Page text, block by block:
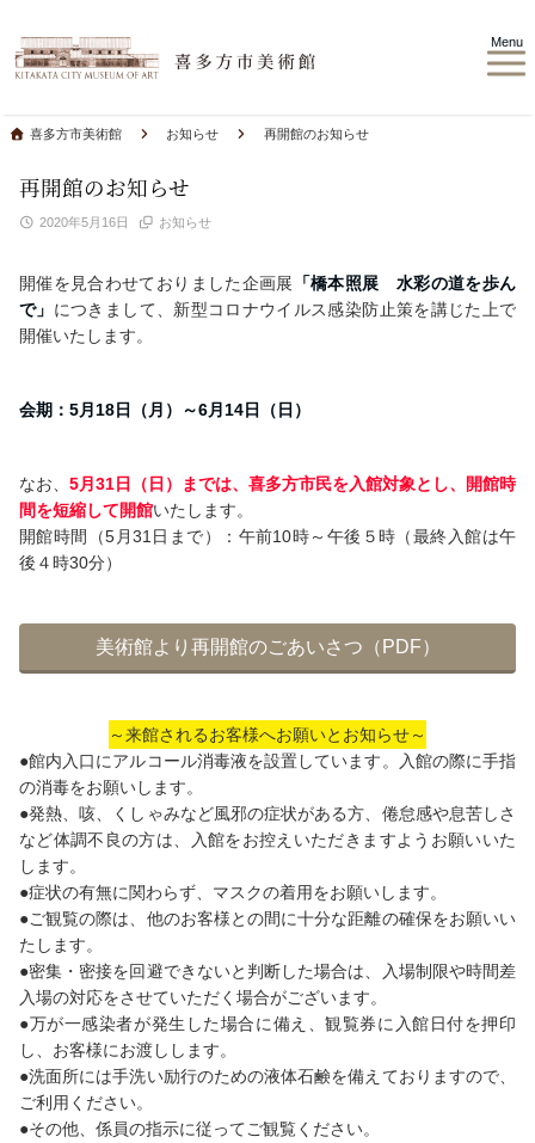
Menu
喜多方市美術館 お知らせ 再開館のお知らせ
再開館のお知らせ
2020年5月16日 お知らせ
開催を見合わせておりました企画展
「橋本照展 水彩の道を歩ん
で」 につきまして、新型コロナウイルス感染防止策を講じた上で
開催いたします。
会期：5月18日（月）～6月14日（日）
なお、 5月31日（日）までは、喜多方市民を入館対象とし、開館時
間を短縮して開館いたします。
開館時間（5月31日まで）：午前10時～午後５時（最終入館は午
後４時30分）
美術館より再開館のごあいさつ（PDF）
～来館されるお客様へお願いとお知らせ～
●館内入口にアルコール消毒液を設置しています。入館の際に手指
の消毒をお願いします。
●発熱、咳、くしゃみなど風邪の症状がある方、倦怠感や息苦しさ
など体調不良の方は、入館をお控えいただきますようお願いいた
します。
●症状の有無に関わらず、マスクの着用をお願いします。
●ご観覧の際は、他のお客様との間に十分な距離の確保をお願いい
たします。
●密集・密接を回避できないと判断した場合は、入場制限や時間差
入場の対応をさせていただく場合がございます。
●万が一感染者が発生した場合に備え、観覧券に入館日付を押印
し、お客様にお渡しします。
●洗面所には手洗い励行のための液体石鹸を備えておりますので、
ご利用ください。
●その他、係員の指示に従ってご観覧ください。